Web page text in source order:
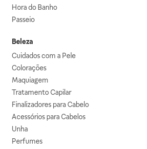
Hora do Banho
Passeio
Beleza
Cuidados com a Pele
Colorações
Maquiagem
Tratamento Capilar
Finalizadores para Cabelo
Acessórios para Cabelos
Unha
Perfumes